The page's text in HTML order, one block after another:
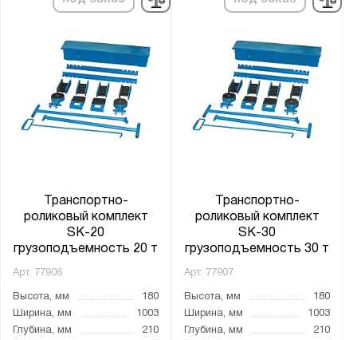
Транспортно-
роликовый комплект
SK-20
грузоподъемность 20 т
Арт. 77906
Высота, мм
180
Ширина, мм
1003
Глубина, мм
210
Транспортно-
роликовый комплект
SK-30
грузоподъемность 30 т
Арт. 77907
Высота, мм
180
Ширина, мм
1003
Глубина, мм
210